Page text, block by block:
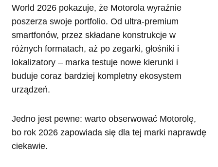
World 2026 pokazuje, że Motorola wyraźnie
poszerza swoje portfolio. Od ultra-premium
smartfonów, przez składane konstrukcje w
różnych formatach, aż po zegarki, głośniki i
lokalizatory – marka testuje nowe kierunki i
buduje coraz bardziej kompletny ekosystem
urządzeń.
Jedno jest pewne: warto obserwować Motorolę,
bo rok 2026 zapowiada się dla tej marki naprawdę
ciekawie.